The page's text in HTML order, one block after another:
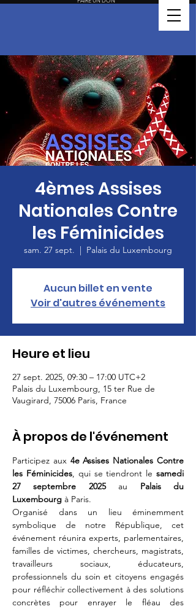
4èmes Assises
Nationales Contre
les Féminicides
sam. 27 sept.
  |
Palais du Luxembourg
Aucun billet en vente
Voir d'autres événements
Heure et lieu
27 sept. 2025, 09:30 – 17:00 UTC+2
Palais du Luxembourg, 15 ter Rue de
Vaugirard, 75006 Paris, France
À propos de l'événement
Participez aux 4e Assises Nationales Contre
les Féminicides, qui se tiendront le samedi
27 septembre 2025 au Palais du
Luxembourg à Paris.
Organisé dans un lieu éminemment
symbolique de notre République, cet
événement réunira experts, parlementaires,
familles de victimes, chercheurs, magistrats,
travailleurs sociaux, éducateurs,
professionnels du soin et citoyens engagés
pour réfléchir collectivement à des solutions
concrètes pour enrayer le fléau des